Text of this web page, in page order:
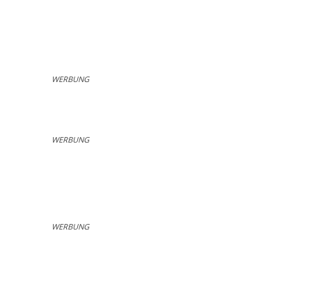
WERBUNG
WERBUNG
WERBUNG